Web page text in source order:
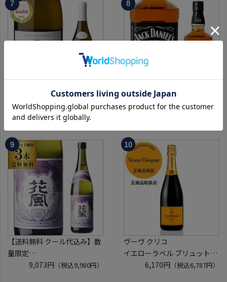
クレジットカード決済のみ
虎S ※必ずもらえるCP対象
(1P)
[2024] or [2025] ヴィルボワ
750ml フランス ロワール 辛
口 白ワイン 浜運A
（税込1,958円）
ジャック ダニエル ブラック
700ml 正規品 40度 ブラウン
ウイスキー テネシー バーボン
長S
【送料無料 クール代込み】数
量限定
稲とアガベ 交酒 花風 -心拍-
9,073円（税込9,980円）
ヴーヴ クリコ
イエローラベル ブリュット
750ml 正規品
6,170円 （税込6,787円）